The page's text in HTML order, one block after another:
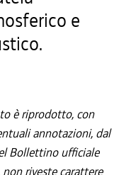
e
è riprodotto, con
annotazioni, dal
Bollettino ufficiale
riveste carattere